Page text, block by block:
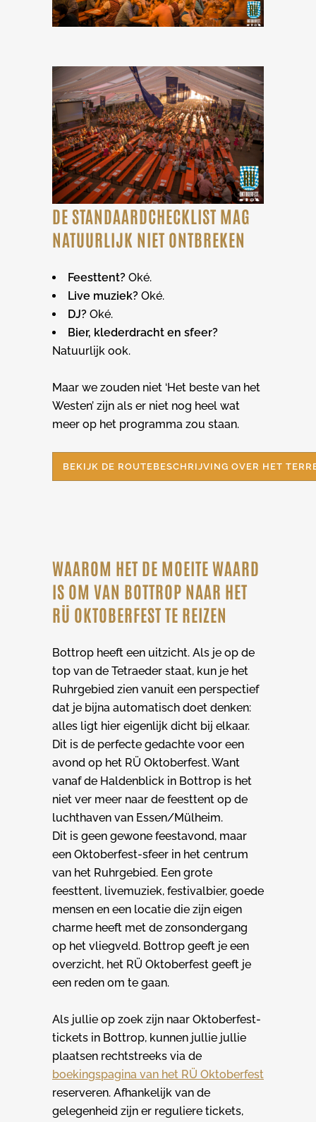
DE STANDAARDCHECKLIST MAG
NATUURLIJK NIET ONTBREKEN
Feesttent? Oké.
Live muziek? Oké.
DJ? Oké.
Bier, klederdracht en sfeer?
Natuurlijk ook.
Maar we zouden niet ‘Het beste van het
Westen’ zijn als er niet nog heel wat
meer op het programma zou staan.
BEKIJK DE ROUTEBESCHRIJVING OVER HET
WAAROM HET DE MOEITE WAARD
IS OM VAN BOTTROP NAAR HET
RÜ OKTOBERFEST TE REIZEN
Bottrop heeft een uitzicht. Als je op de
top van de Tetraeder staat, kun je het
Ruhrgebied zien vanuit een perspectief
dat je bijna automatisch doet denken:
alles ligt hier eigenlijk dicht bij elkaar.
Dit is de perfecte gedachte voor een
avond op het RÜ Oktoberfest. Want
vanaf de Haldenblick in Bottrop is het
niet ver meer naar de feesttent op de
luchthaven van Essen/Mülheim.
Dit is geen gewone feestavond, maar
een Oktoberfest-sfeer in het centrum
van het Ruhrgebied. Een grote
feesttent, livemuziek, festivalbier, goede
mensen en een locatie die zijn eigen
charme heeft met de zonsondergang
op het vliegveld. Bottrop geeft je een
overzicht, het RÜ Oktoberfest geeft je
een reden om te gaan.
Als jullie op zoek zijn naar Oktoberfest-
tickets in Bottrop, kunnen jullie jullie
plaatsen rechtstreeks via de
boekingspagina van het RÜ Oktoberfest
reserveren. Afhankelijk van de
gelegenheid zijn er reguliere tickets,